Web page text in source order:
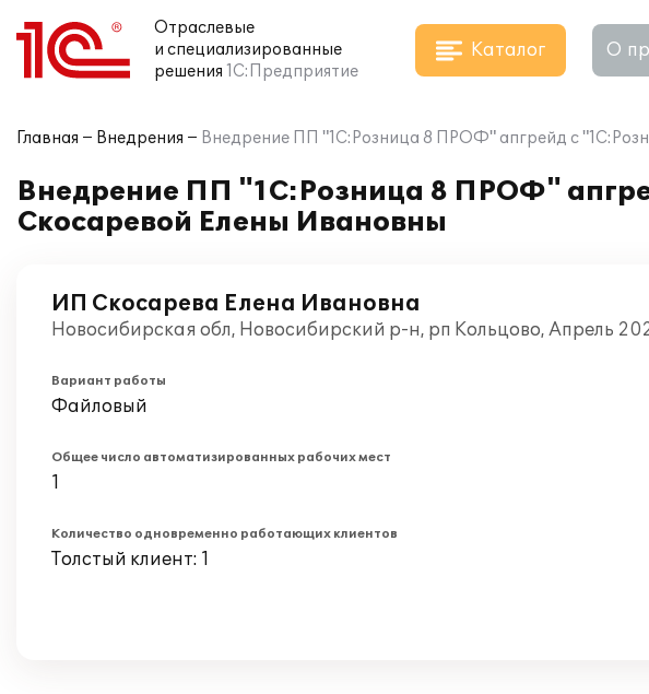
Отраслевые
и специализированные
решения 1С:Предприятие
Каталог О
Главная Внедрения Внедрение ПП "1С:Розница 8 ПРОФ" апгрейд с
Внедрение ПП "1С:Розница 8 ПРОФ"
Скосаревой Елены Ивановны
ИП Скосарева Елена Ивановна
Новосибирская обл, Новосибирский р-н, рп Кольцово, Апрель
Вариант работы
Файловый
Общее число автоматизированных рабочих мест
1
Количество одновременно работающих клиентов
Толстый клиент: 1